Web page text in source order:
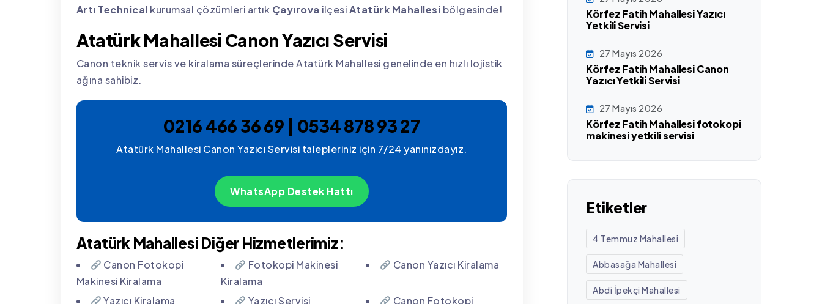
Artı Technical kurumsal çözümleri artık Çayırova ilçesiAtatürk Mahallesi bölgesinde!
Atatürk Mahallesi Canon Yazıcı Servisi
Canon teknik servis ve kiralama süreçlerinde Atatürk Mahallesi genelinde en hızlı lojistik
ağına sahibiz.
0216 466 36 69 | 0534 878 93 27
Atatürk Mahallesi Canon Yazıcı Servisi talepleriniz için 7/24 yanınızdayız.
WhatsApp Destek Hattı
Atatürk Mahallesi Diğer Hizmetlerimiz:
Canon Fotokopi
Makinesi Kiralama
Fotokopi Makinesi
Kiralama
Canon Yazıcı Kiralama
Yazıcı Kiralama Yazıcı Servisi
Canon Fotokopi
Körfez Fatih Mahallesi Yazıcı
Yetkili Servisi
27 Mayıs 2026
Körfez Fatih Mahallesi Canon
Yazıcı Yetkili Servisi
27 Mayıs 2026
Körfez Fatih Mahallesi fotokopi
makinesi yetkili servisi
Etiketler
4 Temmuz Mahallesi
Abbasağa Mahallesi
Abdi İpekçi Mahallesi